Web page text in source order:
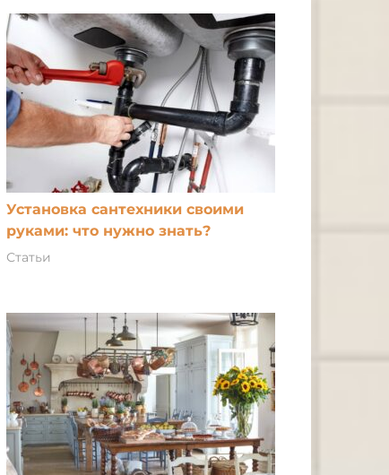
Установка сантехники своими
руками: что нужно знать?
Статьи